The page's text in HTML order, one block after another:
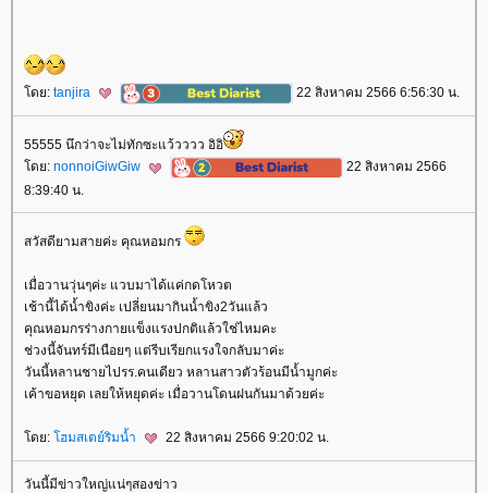
ดย: tanjira 22 สิงหาคม 2566 6:56:30 น.
55555 นึกว่าจะไม่ทักซะแว้วววว อิอิ
ดย: nonnoiGiwGiw
22 สิงหาคม 2566
8:39:40 น.
สวัสดียามสายค่ะ คุณหอมกร
เมื่อวานวุ่นๆค่ะ แวบมาได้แค่กดโหวต
เช้านี้ได้น้ำขิงค่ะ เปลี่ยนมากินน้ำขิง2วันแล้ว
คุณหอมกรร่างกายแข็งแรงปกติแล้วใช่ไหมคะ
ช่วงนี้จันทร์มีเนือยๆ แต่รีบเรียกแรงใจกลับมาค่ะ
วันนี้หลานชายไปรร.คนเดียว หลานสาวตัวร้อนมีน้ำมูกค่ะ
เค้าขอหยุด เลยให้หยุดค่ะ เมื่อวานโดนฝนกันมาด้วยค่ะ
ดย: ฮมสเตย์ริมน้ำ 22 สิงหาคม 2566 9:20:02 น.
วันนี้มีข่าวใหญ่แน่ๆสองข่าว